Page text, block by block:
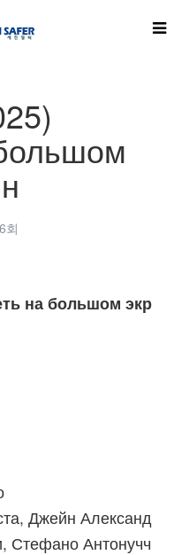
6회
на большом экр
Джейн Александ
Стефано Антонучч